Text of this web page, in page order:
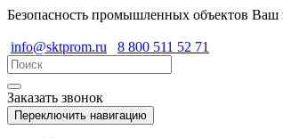
Безопасность промышленных объектов Ваш
info@sktprom.ru 8 800 511 52 71
Заказать звонок
Переключить навигацию